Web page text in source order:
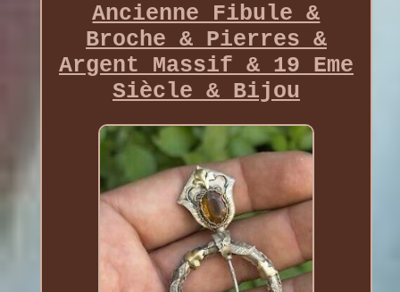
Ancienne Fibule &
Broche & Pierres &
Argent Massif & 19 Eme
Siècle & Bijou